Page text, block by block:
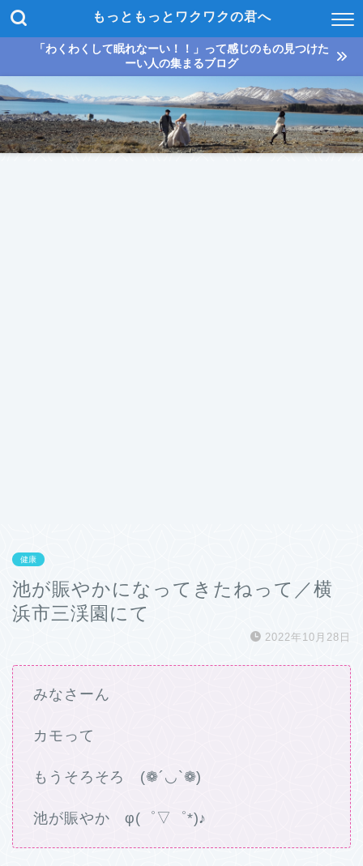
もっともっとワクワクの君へ
「わくわくして眠れなーい！！」って感じのもの見つけた
ーい人の集まるブログ
健康
池が賑やかになってきたねって／横
浜市三渓園にて
2022年10月28日
みなさーん
カモって
もうそろそろ (❁´◡`❁)
池が賑やか φ(゜▽゜*)♪